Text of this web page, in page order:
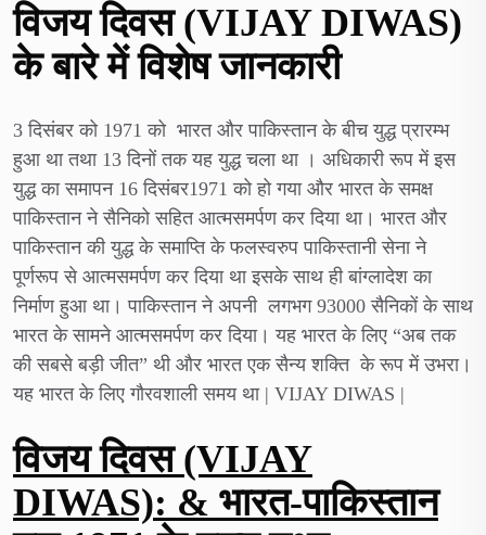
विजय दिवस (VIJAY DIWAS)
के बारे मेंविशेष जानकारी
3 दिसंबर को 1971 को भारत और पाकिस्तान के बीच युद्ध प्रारम्भ
हुआ था तथा 13 दिनों तक यह युद्ध चला था । अधिकारी रूप में इस
युद्ध का समापन 16 दिसंबर1971 को हो गया और भारत के समक्ष
पाकिस्तान ने सैनिको सहित आत्मसमर्पण कर दिया था। भारत और
पाकिस्तान की युद्ध के समाप्ति के फलस्वरुप पाकिस्तानी सेना ने
पूर्णरूप से आत्मसमर्पण कर दिया था इसके साथ ही बांग्लादेश का
निर्माण हुआ था। पाकिस्तान ने अपनी लगभग 93000 सैनिकों के साथ
भारत के सामने आत्मसमर्पण कर दिया। यह भारत के लिए “अब तक
की सबसे बड़ी जीत” थी और भारत एक सैन्य शक्ति के रूप में उभरा।
यह भारत के लिए गौरवशाली समय था | VIJAY DIWAS |
विजय दिवस (VIJAY
DIWAS): & भारत-पाकिस्तान